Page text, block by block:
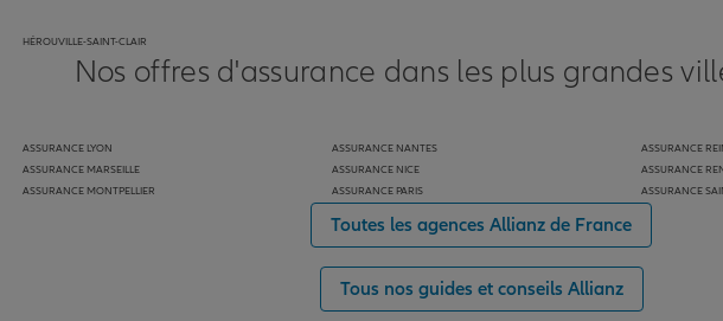
HÉROUVILLE-SAINT-CLAIR
Nos offres d'assurance dans les plus grandes
ASSURANCE LYON
ASSURANCE MARSEILLE
ASSURANCE MONTPELLIER
ASSURANCE NANTES
ASSURANCE NICE
ASSURANCE PARIS
ASSURANCE
ASSURANCE
ASSURANCE
Toutes les agences Allianz de France
Tous nos guides et conseils Allianz